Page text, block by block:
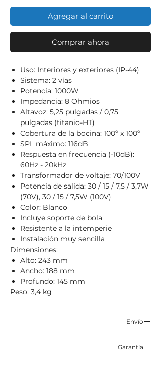
Agregar al carrito
Comprar ahora
Uso: Interiores y exteriores (IP-44)
Sistema: 2 vías
Potencia: 1000W
Impedancia: 8 Ohmios
Altavoz: 5,25 pulgadas / 0,75
pulgadas (titanio-HT)
Cobertura de la bocina: 100º x 100º
SPL máximo: 116dB
Respuesta en frecuencia (-10dB):
60Hz - 20kHz
Transformador de voltaje: 70/100V
Potencia de salida: 30 / 15 / 7,5 / 3,7W
(70V), 30 / 15 / 7,5W (100V)
Color: Blanco
Incluye soporte de bola
Resistente a la intemperie
Instalación muy sencilla
Dimensiones:
Alto: 243 mm
Ancho: 188 mm
Profundo: 145 mm
Peso: 3,4 kg
Envío
Servientrega o Envía.
Garantía